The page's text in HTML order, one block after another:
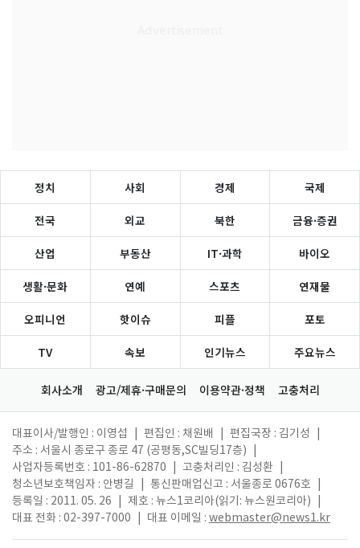
정치 사회 경제 국제
전국 외교 북한 금융·증권
산업 부동산 IT·과학 바이오
생활·문화 연예 스포츠 연재물
오피니언 핫이슈 피플 포토
TV 속보 인기뉴스 주요뉴스
회사소개 광고/제휴·구매문의 이용약관·정책 고충처리
대표이사/발행인 : 이영섭 편집인 : 채원배 편집국장 : 김기성
주소 : 서울시 종로구 종로 47 (공평동,SC빌딩17층)
사업자등록번호 : 101-86-62870
고충처리인 : 김성환
청소년보호책임자 : 안병길
통신판매업신고 : 서울종로 0676호
등록일 : 2011. 05. 26
제호 : 뉴스1코리아(읽기: 뉴스원코리아)
대표 전화 : 02-397-7000
대표 이메일 : webmaster@news1.kr